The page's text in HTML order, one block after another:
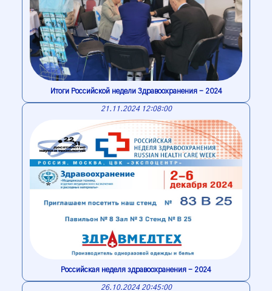
Итоги Российской недели Здравоохранения - 2024
21.11.2024 12:08:00
Российская неделя здравоохранения - 2024
26.10.2024 20:45:00